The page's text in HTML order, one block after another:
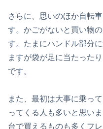
さらに、思いのほか自転
す。かごがないと買い物
す。たまにハンドル部分
ますが袋が足に当たった
です。
また、最初は大事に乗っ
ってくる人も多いと思い
台で買えるものも多くフ